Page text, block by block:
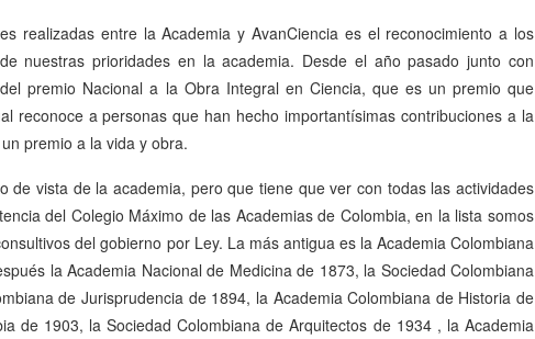
realizadas entre la Academia y AvanCiencia es el reconocimiento a los
nuestras prioridades en la academia. Desde el año pasado junto con
premio Nacional a la Obra Integral en Ciencia, que es un premio que
reconoce a personas que han hecho importantísimas contribuciones a la
premio a la vida y obra.
de vista de la academia, pero que tiene que ver con todas las actividades
del Colegio Máximo de las Academias de Colombia, en la lista somos
del gobierno por Ley. La más antigua es la Academia Colombiana
la Academia Nacional de Medicina de 1873, la Sociedad Colombiana
de Jurisprudencia de 1894, la Academia Colombiana de Historia de
de 1903, la Sociedad Colombiana de Arquitectos de 1934 , la Academia